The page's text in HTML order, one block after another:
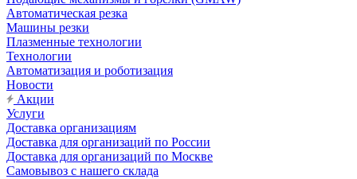
Автоматическая резка
Машины резки
Плазменные технологии
Технологии
Автоматизация и роботизация
Новости
Акции
Услуги
Доставка организациям
Доставка для организаций по России
Доставка для организаций по Москве
Самовывоз с нашего склада